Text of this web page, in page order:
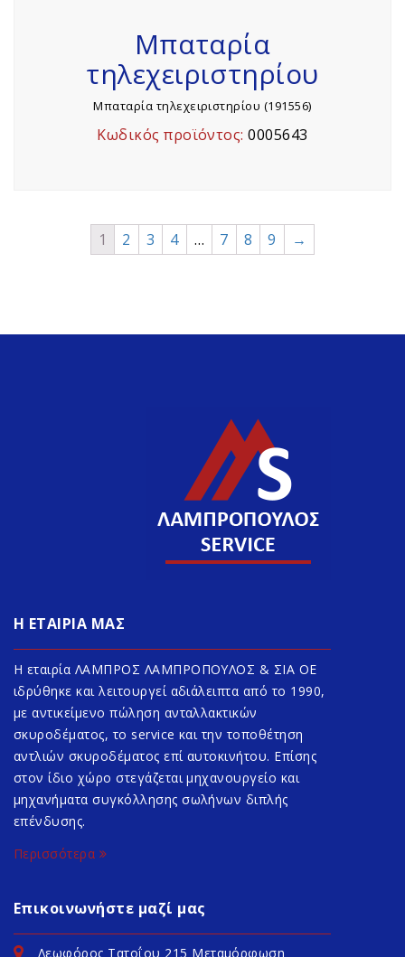
Μπαταρία
τηλεχειριστηρίου
Μπαταρία τηλεχειριστηρίου (191556)
Κωδικός προϊόντος:0005643
1 2 3 4 … 7 8 9 →
Η ΕΤΑΙΡΙΑ ΜΑΣ
Η εταιρία ΛΑΜΠΡΟΣ ΛΑΜΠΡΟΠΟΥΛΟΣ & ΣΙΑ ΟΕ
ιδρύθηκε και λειτουργεί αδιάλειπτα από το 1990,
με αντικείμενο πώληση ανταλλακτικών
σκυροδέματος, το service και την τοποθέτηση
αντλιών σκυροδέματος επί αυτοκινήτου. Επίσης
στον ίδιο χώρο στεγάζεται μηχανουργείο και
μηχανήματα συγκόλλησης σωλήνων διπλής
επένδυσης.
Περισσότερα
Επικοινωνήστε μαζί μας
Λεωφόρος Τατοΐου 215 Μεταμόρφωση